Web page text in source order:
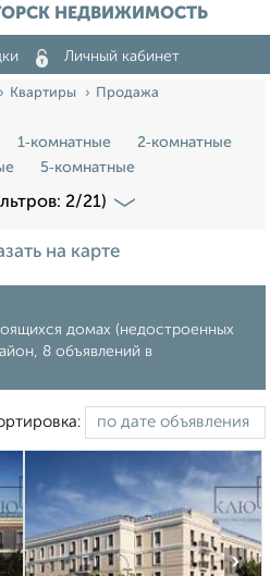
НЕДВИЖИМОСТЬ
Личный кабинет
Квартиры
Продажа
1‑комнатные
2‑комнатные
5‑комнатные
2/21)
на карте
домах (недостроенных
8 объявлений в
›